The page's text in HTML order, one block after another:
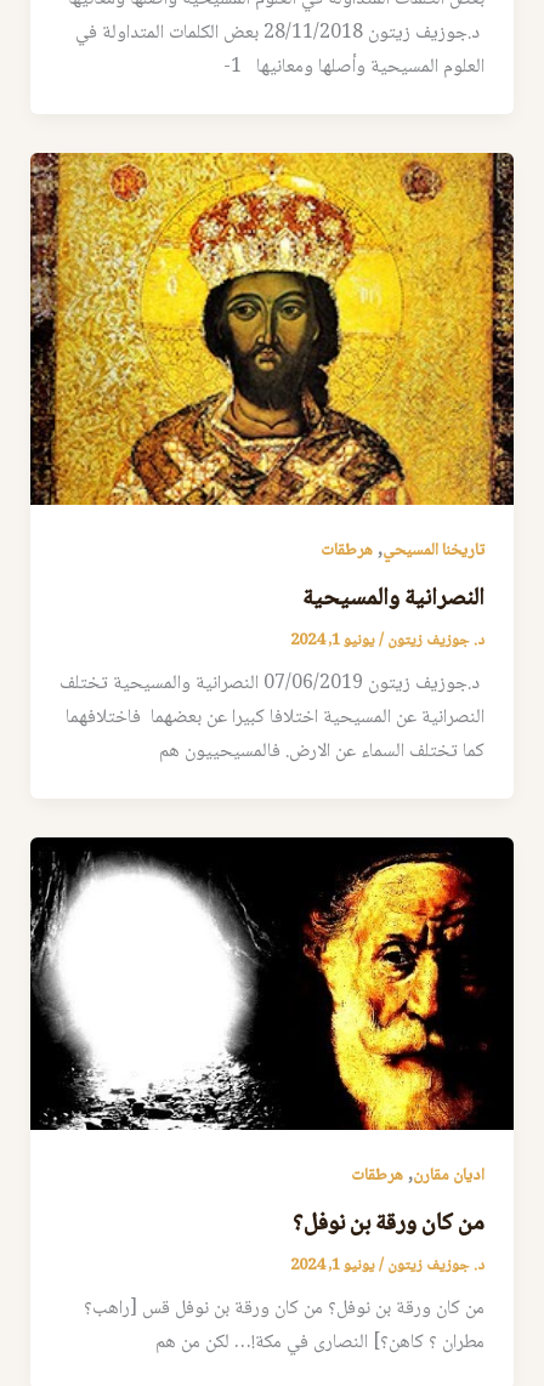
د.جوزيف زيتون 28/11/2018 بعض الكلمات المتداولة في
العلوم المسيحية وأصلها ومعانيها 1-
تاريخنا المسيحي,هرطقات
النصرانية والمسيحية
د. جوزيف زيتون/يونيو 1, 2024
د.جوزيف زيتون 07/06/2019 النصرانية والمسيحية تختلف
النصرانية عن المسيحية اختلافا كبيرا عن بعضهما فاختلافهما
كما تختلف السماء عن الارض. فالمسيحييون هم
اديان مقارن,هرطقات
من كان ورقة بن نوفل؟
د. جوزيف زيتون/يونيو 1, 2024
من كان ورقة بن نوفل؟ من كان ورقة بن نوفل قس [راهب؟
مطران ؟ كاهن؟] النصارى في مكة!… لكن من هم